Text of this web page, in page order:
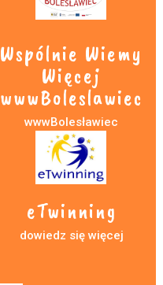
Wspólnie Wiemy
Więcej
wwwBoleslawiec
wwwBolesławiec
eTwinning
dowiedz się więcej